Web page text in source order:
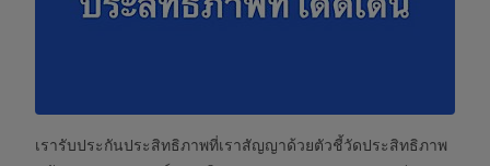
เรารับประกันประสิทธิภาพที่เราสัญญาด้วยตัวชี้วัดประสิทธิภาพ